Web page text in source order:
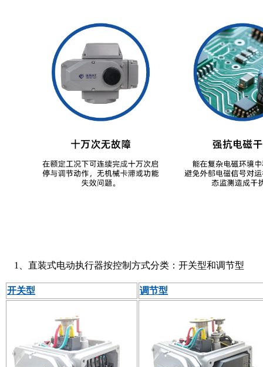
1、直装式电动执行器按控制方式分类：开关型和调节型
开关型 调节型